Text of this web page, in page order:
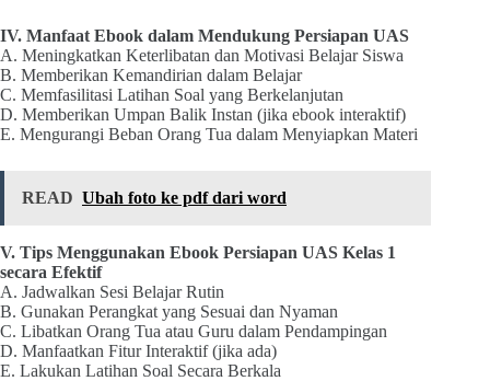
IV. Manfaat Ebook dalam Mendukung Persiapan UAS
A. Meningkatkan Keterlibatan dan Motivasi Belajar Siswa
B. Memberikan Kemandirian dalam Belajar
C. Memfasilitasi Latihan Soal yang Berkelanjutan
D. Memberikan Umpan Balik Instan (jika ebook interaktif)
E. Mengurangi Beban Orang Tua dalam Menyiapkan Materi
READ Ubah foto ke pdf dari word
V. Tips Menggunakan Ebook Persiapan UAS Kelas 1
secara Efektif
A. Jadwalkan Sesi Belajar Rutin
B. Gunakan Perangkat yang Sesuai dan Nyaman
C. Libatkan Orang Tua atau Guru dalam Pendampingan
D. Manfaatkan Fitur Interaktif (jika ada)
E. Lakukan Latihan Soal Secara Berkala